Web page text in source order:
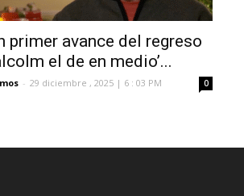
primer avance del regreso
el de en medio’...
- 29 diciembre , 2025 | 6 : 03 PM 0